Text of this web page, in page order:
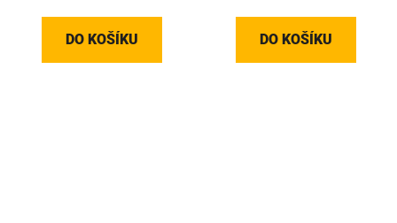
DO KOŠÍKU DO KOŠÍKU